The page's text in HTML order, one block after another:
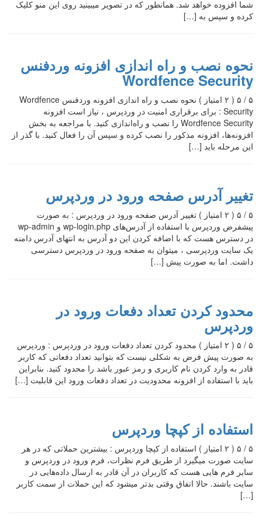
شما افزوده خواهد شد. همانطور که در تصویر میبینید روی این منو کلیک
کرده و سپس به […]
نحوه نصب و راه اندازی افزونه وردفنس
Wordfence Security
۵ / ۵ ( ۲ امتیاز ) نحوه نصب و راه اندازی افزونه وردفنس Wordfence
Security : برای برقراری امنیت در وردپرس ، نیاز است افزونه
Wordfence Security را نصب و راه‌اندازی کنید. با مراجعه به بخش
افزونه‌ها، افزونه مذکور را نصب کرده و سپس آن را فعال کنید. با گذر از
این مرحله باید […]
تغییر آدرس صفحه ورود در وردپرس
۵ / ۵ ( ۲ امتیاز ) تغییر آدرس صفحه ورود در وردپرس : به صورت
پیشفرض وردپرس با استفاده از آدرس‌های wp-login.php و wp-admin
در دسترس هست که با اضافه کردن این دو آدرس به انتهای آدرس دامنه
یک سایت وردپرسی ، میتوان به صفحه ورود در وردپرس دسترسی
داشت. اما به صورت پیش […]
محدود کردن تعداد دفعات ورود در
وردپرس
۵ / ۵ ( ۲ امتیاز ) محدود کردن تعداد دفعات ورود در وردپرس : وردپرس
به صورت پیش فرض به شکلی نیست که بتوانید تعداد دفعاتی که کاربر
قادر به وارد کردن نام کاربری و رمز عبور باشد را محدود کنید. بنابراین
باید با استفاده از افزونه محدودیت در تعداد دفعات ورود این قابلیت […]
استفاده از کپچا وردپرس
۵ / ۵ ( ۲ امتیاز ) استفاده از کپچا وردپرس : بیشترین حملاتی که در هر
سایت صورت میگیرد از طریق فرم نظرات، فرم ورود در وردپرس و
سایر فرم هایی هست که کاربران در آن قادر به ارسال داده‌هایی در
سایت باشند. حالا اتفاق وقتی بدتر میشود که این حملات از سمت کاربر
[…]